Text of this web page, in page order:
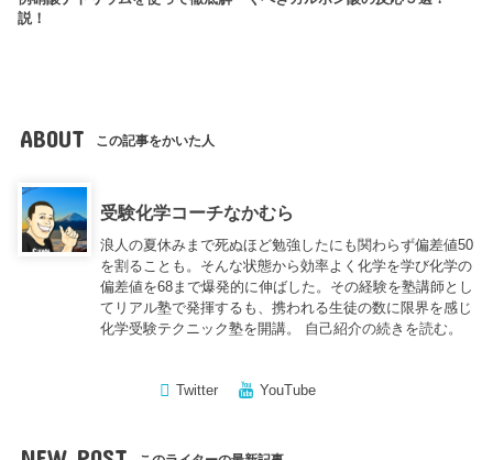
説！
ABOUT この記事をかいた人
受験化学コーチなかむら
浪人の夏休みまで死ぬほど勉強したにも関わらず偏差値50
を割ることも。そんな状態から効率よく化学を学び化学の
偏差値を68まで爆発的に伸ばした。その経験を塾講師とし
てリアル塾で発揮するも、携われる生徒の数に限界を感じ
化学受験テクニック塾を開講。 自己紹介の続きを読む。
Twitter YouTube